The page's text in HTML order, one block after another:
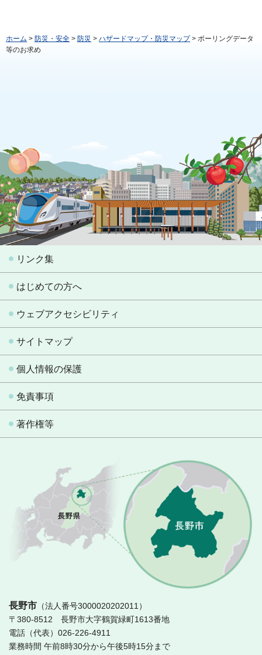
ホーム > 防災・安全 > 防災 > ハザードマップ・防災マップ> ボーリングデータ
等のお求め
リンク集
はじめての方へ
ウェブアクセシビリティ
サイトマップ
個人情報の保護
免責事項
著作権等
長野市 （法人番号3000020202011）
〒380-8512 長野市大字鶴賀緑町1613番地
電話（代表）026-226-4911
業務時間 午前8時30分から午後5時15分まで